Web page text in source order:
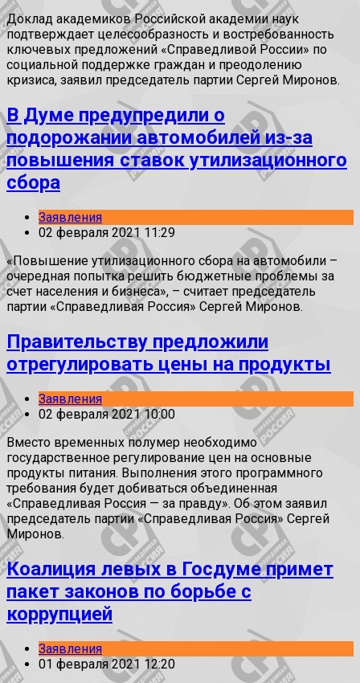
Доклад академиков Российской академии наук
подтверждает целесообразность и востребованность
ключевых предложений «Справедливой России» по
социальной поддержке граждан и преодолению
кризиса, заявил председатель партии Сергей Миронов.
В Думе предупредили о
подорожании автомобилей из-за
повышения ставок утилизационного
сбора
Заявления
02 февраля 2021 11:29
«Повышение утилизационного сбора на автомобили –
очередная попытка решить бюджетные проблемы за
счет населения и бизнеса», – считает председатель
партии «Справедливая Россия» Сергей Миронов.
Правительству предложили
отрегулировать цены на продукты
Заявления
02 февраля 2021 10:00
Вместо временных полумер необходимо
государственное регулирование цен на основные
продукты питания. Выполнения этого программного
требования будет добиваться объединенная
«Справедливая Россия — за правду». Об этом заявил
председатель партии «Справедливая Россия» Сергей
Миронов.
Коалиция левых в Госдуме примет
пакет законов по борьбе с
коррупцией
Заявления
01 февраля 2021 12:20